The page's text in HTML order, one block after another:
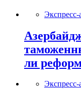
Экспресс-
ли
Экспресс-